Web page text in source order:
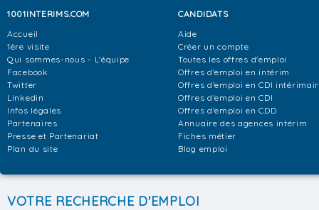
1001INTERIMS.COM
Accueil
1ère visite
Qui sommes-nous - L'équipe
Facebook
Twitter
Linkedin
Infos légales
Partenaires
Presse et Partenariat
Plan du site
CANDIDATS
Aide
Créer un compte
Toutes les offres d'emploi
Offres d'emploi en intérim
Offres d'emploi en CDI
Offres d'emploi en CDI
Offres d'emploi en CDD
Annuaire des agences intérim
Fiches métier
Blog emploi
VOTRE RECHERCHE D'EMPLOI